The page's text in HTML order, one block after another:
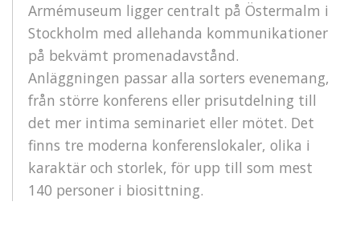
Armémuseum ligger centralt på Östermalm i
Stockholm med allehanda kommunikationer
på bekvämt promenadavstånd.
Anläggningen passar alla sorters evenemang,
från större konferens eller prisutdelning till
det mer intima seminariet eller mötet. Det
finns tre moderna konferenslokaler, olika i
karaktär och storlek, för upp till som mest
140 personer i biosittning.